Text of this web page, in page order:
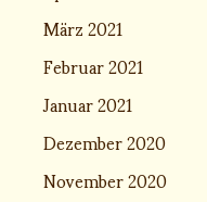
März 2021
Februar 2021
Januar 2021
Dezember 2020
November 2020